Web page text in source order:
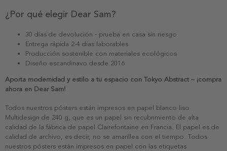
¿Por qué elegir Dear Sam?
30 días de devolución - prueba en casa sin riesgo
Entrega rápida 2-4 días laborables
Producción sostenible con materiales ecológicos
Diseño escandinavo desde 2016
Aporta modernidad y estilo a tu espacio con Tokyo Abstract – ¡compra
ahora en Dear Sam!
Todos nuestros pósters están impresos en papel blanco liso
Multidesign de 240 g, que es un papel sin recubrimiento de alta
calidad de la fábrica de papel Clairefontaine en Francia. El papel es de
calidad de archivo, es decir, no se amarillea con el tiempo. Todos
nuestros pósters están impresos en papel con las etiquetas